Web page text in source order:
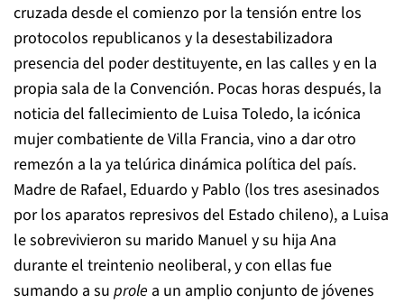
cruzada desde el comienzo por la tensión entre los
protocolos republicanos y la desestabilizadora
presencia del poder destituyente, en las calles y en la
propia sala de la Convención. Pocas horas después, la
noticia del fallecimiento de Luisa Toledo, la icónica
mujer combatiente de Villa Francia, vino a dar otro
remezón a la ya telúrica dinámica política del país.
Madre de Rafael, Eduardo y Pablo (los tres asesinados
por los aparatos represivos del Estado chileno), a Luisa
le sobrevivieron su marido Manuel y su hija Ana
durante el treintenio neoliberal, y con ellas fue
sumando a su prole a un amplio conjunto de jóvenes